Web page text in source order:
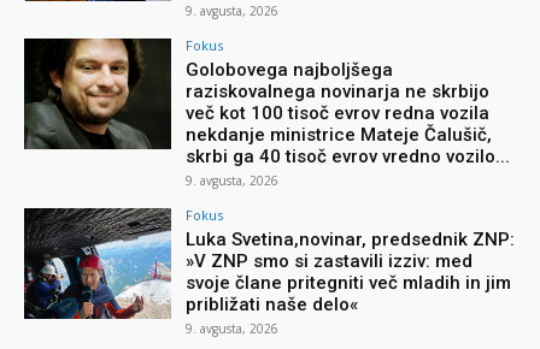
9. avgusta, 2026
Fokus
Golobovega najboljšega
raziskovalnega novinarja ne skrbijo
več kot 100 tisoč evrov redna vozila
nekdanje ministrice Mateje Čalušič,
skrbi ga 40 tisoč evrov vredno vozilo...
9. avgusta, 2026
Fokus
Luka Svetina,novinar, predsednik ZNP:
»V ZNP smo si zastavili izziv: med
svoje člane pritegniti več mladih in jim
približati naše delo«
9. avgusta, 2026